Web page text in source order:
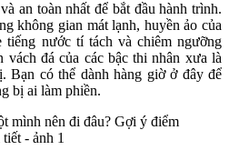
an toàn nhất để bắt đầu hành trình.
không gian mát lạnh, huyền ảo của
tiếng nước tí tách và chiêm ngưỡng
vách đá của các bậc thi nhân xưa là
Bạn có thể dành hàng giờ ở đây để
bị ai làm phiền.